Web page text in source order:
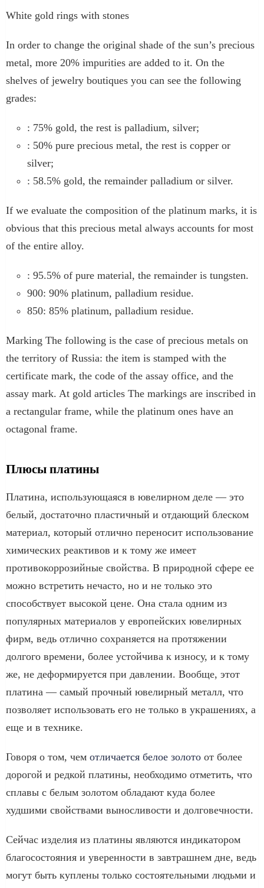
White gold rings with stones
In order to change the original shade of the sun’s precious
metal, more 20% impurities are added to it. On the
shelves of jewelry boutiques you can see the following
grades:
: 75% gold, the rest is palladium, silver;
: 50% pure precious metal, the rest is copper or
silver;
: 58.5% gold, the remainder palladium or silver.
If we evaluate the composition of the platinum marks, it is
obvious that this precious metal always accounts for most
of the entire alloy.
: 95.5% of pure material, the remainder is tungsten.
900: 90% platinum, palladium residue.
850: 85% platinum, palladium residue.
Marking The following is the case of precious metals on
the territory of Russia: the item is stamped with the
certificate mark, the code of the assay office, and the
assay mark. At gold articles The markings are inscribed in
a rectangular frame, while the platinum ones have an
octagonal frame.
Плюсы платины
Платина, использующаяся в ювелирном деле — это
белый, достаточно пластичный и отдающий блеском
материал, который отлично переносит использование
химических реактивов и к тому же имеет
противокоррозийные свойства. В природной сфере ее
можно встретить нечасто, но и не только это
способствует высокой цене. Она стала одним из
популярных материалов у европейских ювелирных
фирм, ведь отлично сохраняется на протяжении
долгого времени, более устойчива к износу, и к тому
же, не деформируется при давлении. Вообще, этот
платина — самый прочный ювелирный металл, что
позволяет использовать его не только в украшениях, а
еще и в технике.
Говоря о том, чем отличается белое золото от более
дорогой и редкой платины, необходимо отметить, что
сплавы с белым золотом обладают куда более
худшими свойствами выносливости и долговечности.
Сейчас изделия из платины являются индикатором
благосостояния и уверенности в завтрашнем дне, ведь
могут быть куплены только состоятельными людьми и